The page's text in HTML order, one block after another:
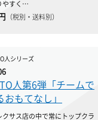
やすく…
（税別・送料別）
人シリーズ
人第6弾「チームで
おもてなし」
クサス店の中で常にトップクラ